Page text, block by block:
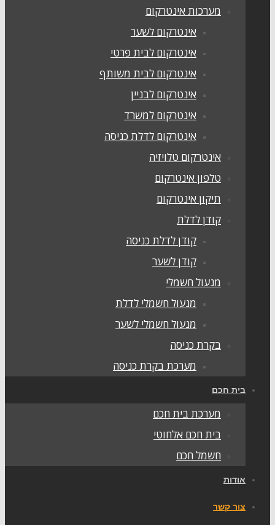
מערכות אינטרקום
אינטרקום לשער
אינטרקום לבית פרטי
אינטרקום לבית משותף
אינטרקום לבניין
אינטרקום למשרד
אינטרקום לדלת כניסה
אינטרקום טלויזיה
טלפון אינטרקום
תיקון אינטרקום
קודן לדלת
קודן לדלת כניסה
קודן לשער
מנעול חשמלי
מנעול חשמלי לדלת
מנעול חשמלי לשער
בקרת כניסה
מערכת בקרת כניסה
בית חכם
מערכת בית חכם
בית חכם אלחוטי
חשמל חכם
אודות
צור קשר